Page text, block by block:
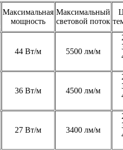
Максимальная
мощность
Максимальный
световой поток
44 Вт/м 5500 лм/м
36 Вт/м 4500 лм/м
27 Вт/м 3400 лм/м